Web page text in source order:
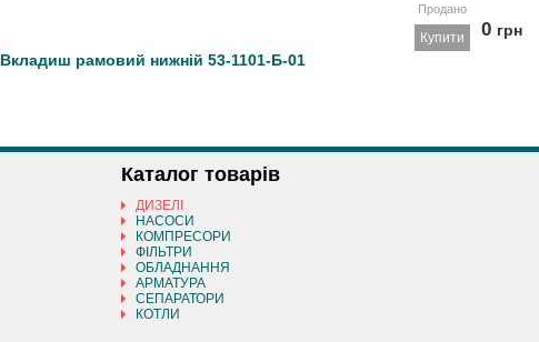
Продано
Купити
Вкладиш рамовий нижній 53-1101-Б-01
0 грн
Каталог товарів
ДИЗЕЛІ
НАСОСИ
КОМПРЕСОРИ
ФІЛЬТРИ
ОБЛАДНАННЯ
АРМАТУРА
СЕПАРАТОРИ
КОТЛИ